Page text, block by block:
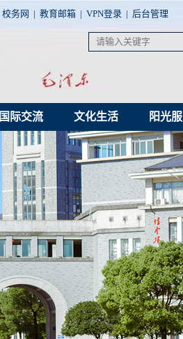
校务网 | 教育邮箱 | VPN登录 | 后台管理
国际交流 文化生活 阳光